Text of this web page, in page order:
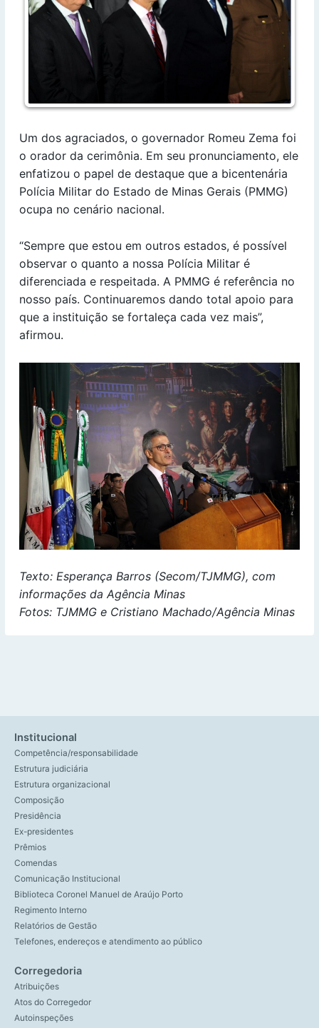
Um dos agraciados, o governador Romeu Zema foi
o orador da cerimônia. Em seu pronunciamento, ele
enfatizou o papel de destaque que a bicentenária
Polícia Militar do Estado de Minas Gerais (PMMG)
ocupa no cenário nacional.
“Sempre que estou em outros estados, é possível
observar o quanto a nossa Polícia Militar é
diferenciada e respeitada. A PMMG é referência no
nosso país. Continuaremos dando total apoio para
que a instituição se fortaleça cada vez mais”,
afirmou.
Texto: Esperança Barros (Secom/TJMMG), com
informações da Agência Minas
Fotos: TJMMG e Cristiano Machado/Agência Minas
Institucional
Competência/responsabilidade
Estrutura judiciária
Estrutura organizacional
Composição
Presidência
Ex-presidentes
Prêmios
Comendas
Comunicação Institucional
Biblioteca Coronel Manuel de Araújo Porto
Regimento Interno
Relatórios de Gestão
Telefones, endereços e atendimento ao público
Corregedoria
Atribuições
Atos do Corregedor
Autoinspeções